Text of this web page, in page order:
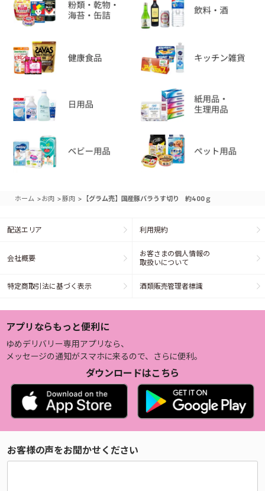
ホーム >お肉 >豚肉 > 【グラム売】国産豚バラうす切り 約400ｇ
配送エリア 利用規約
会社概要
お客さまの個人情報の
取扱いについて
特定商取引法に基づく表示 酒類販売管理者標識
アプリならもっと便利に
ゆめデリバリー専用アプリなら、
メッセージの通知がスマホに来るので、さらに便利。
ダウンロードはこちら
お客様の声をお聞かせください